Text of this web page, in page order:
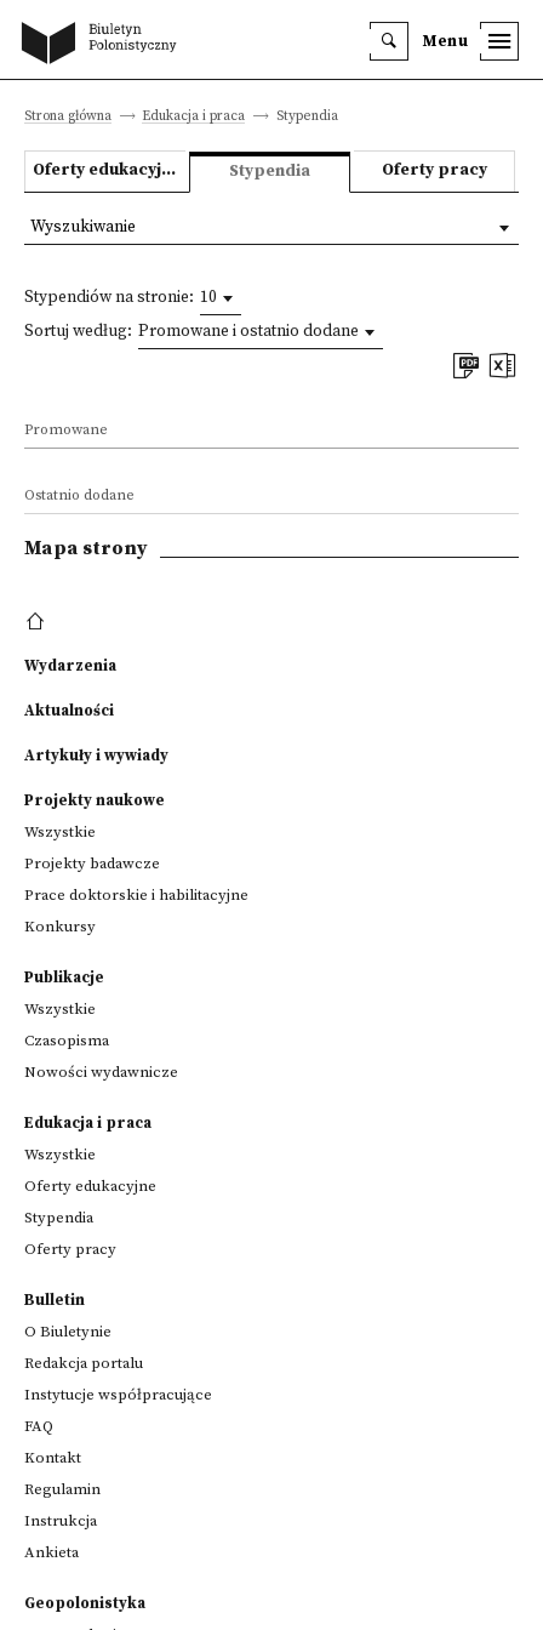
Menu
Strona główna Edukacja i praca Stypendia
Oferty edukacyjne Stypendia Oferty pracy
Stypendiów na stronie: 10
Sortuj według: Promowane i ostatnio dodane
Promowane
Ostatnio dodane
Wyszukiwanie
Mapa strony
Wydarzenia
Aktualności
Artykuły i wywiady
Projekty naukowe
Wszystkie
Projekty badawcze
Prace doktorskie i habilitacyjne
Konkursy
Publikacje
Wszystkie
Czasopisma
Nowości wydawnicze
Edukacja i praca
Wszystkie
Oferty edukacyjne
Stypendia
Oferty pracy
Bulletin
O Biuletynie
Redakcja portalu
Instytucje współpracujące
FAQ
Kontakt
Regulamin
Instrukcja
Ankieta
Geopolonistyka